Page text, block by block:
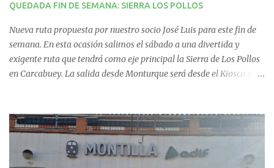
o
s
QUEDADA FIN DE SEMANA: SIERRA LOS POLLOS
Nueva ruta propuesta por nuestro socio José Luis para este fin de
semana. En esta ocasión salimos el sábado a una divertida y
exigente ruta que tendrá como eje principal la Sierra de Los Pollos
en Carcabuey. La salida desde Monturque será desde el Kiosco de
Quedadas Fin de Semana 2025.